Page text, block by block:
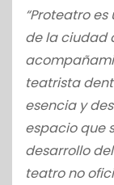
“Proteatro
de la ciudad
teatrista
esencia y
espacio que
desarrollo
teatro no